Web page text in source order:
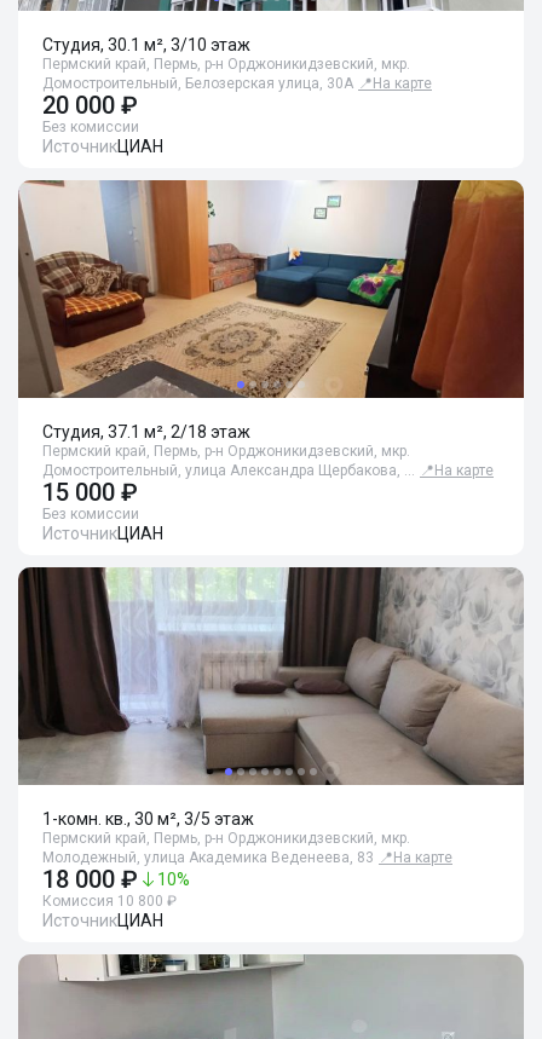
Студия, 30.1 м², 3/10 этаж
Пермский край, Пермь, р-н Орджоникидзевский, мкр.
Домостроительный, Белозерская улица, 30А 📍 На карте
20 000 ₽
Без комиссии
ИсточникЦИАН
Студия, 37.1 м², 2/18 этаж
Пермский край, Пермь, р-н Орджоникидзевский, мкр.
Домостроительный, улица Александра Щербакова, … 📍 На карте
15 000 ₽
Без комиссии
ИсточникЦИАН
1-комн. кв., 30 м², 3/5 этаж
Пермский край, Пермь, р-н Орджоникидзевский, мкр.
Молодежный, улица Академика Веденеева, 83 📍 На карте
18 000 ₽ 10%
Комиссия 10 800 ₽
ИсточникЦИАН